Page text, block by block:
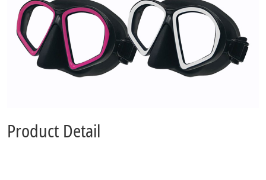
Product Detail